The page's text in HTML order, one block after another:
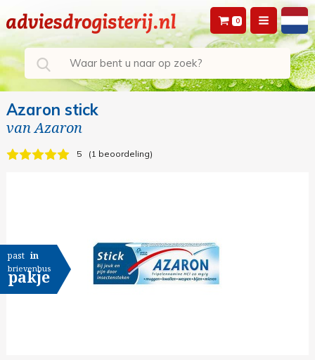
0
Azaron stick
vanAzaron
5 1 beoordeling
past in
brievenbus
pakje